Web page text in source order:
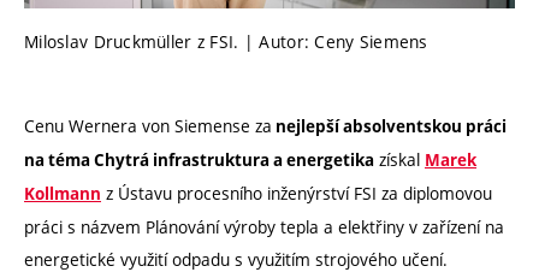
Miloslav Druckmüller z FSI. | Autor: Ceny Siemens
Cenu Wernera von Siemense za nejlepší absolventskou práci
na téma Chytrá infrastruktura a energetika získal Marek
Kollmann z Ústavu procesního inženýrství FSI za diplomovou
práci s názvem Plánování výroby tepla a elektřiny v zařízení na
energetické využití odpadu s využitím strojového učení.